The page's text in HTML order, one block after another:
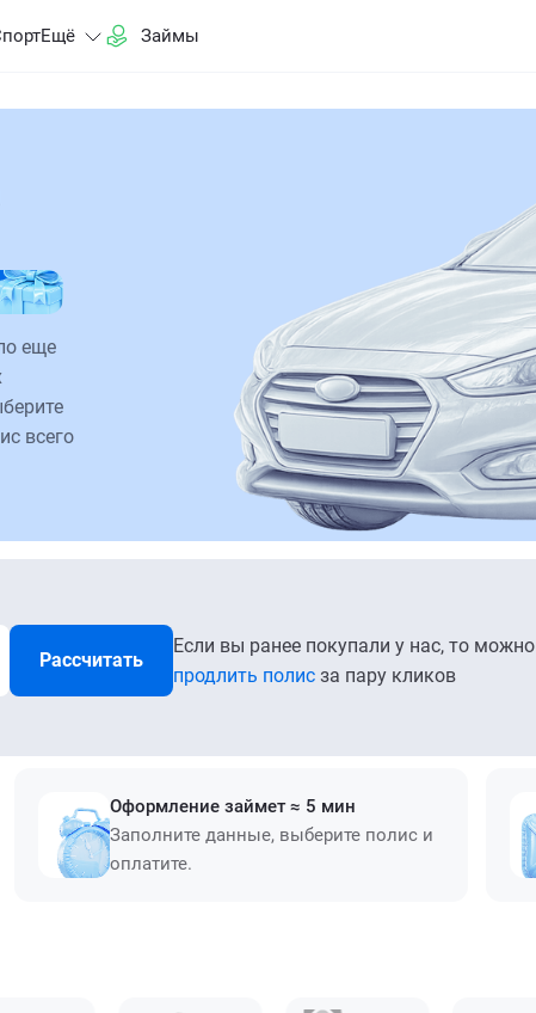
Ещё Займы
еще
всего
Рассчитать
Если вы ранее покупали у нас, то можно
продлить полис за пару кликов
Оформление займет ≈ 5 мин
Заполните данные, выберите полис и
оплатите.